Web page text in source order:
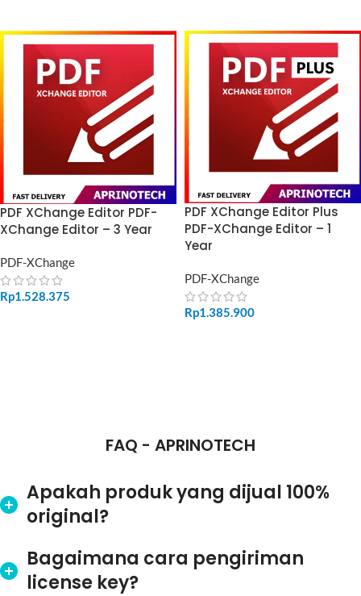
PDF XChange Editor PDF-
XChange Editor – 3 Year
PDF-XChange
Rp1.528.375
PDF XChange Editor Plus
PDF-XChange Editor – 1
Year
PDF-XChange
Rp1.385.900
FAQ - APRINOTECH
Apakah produk yang dijual 100%
original?
Bagaimana cara pengiriman
license key?